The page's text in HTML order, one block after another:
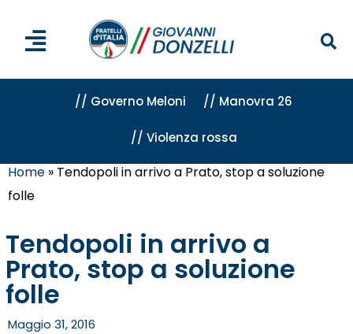
// Governo Meloni // Manovra 26
// Violenza rossa
Home » Tendopoli in arrivo a Prato, stop a soluzione
folle
Tendopoli in arrivo a
Prato, stop a soluzione
folle
Maggio 31, 2016